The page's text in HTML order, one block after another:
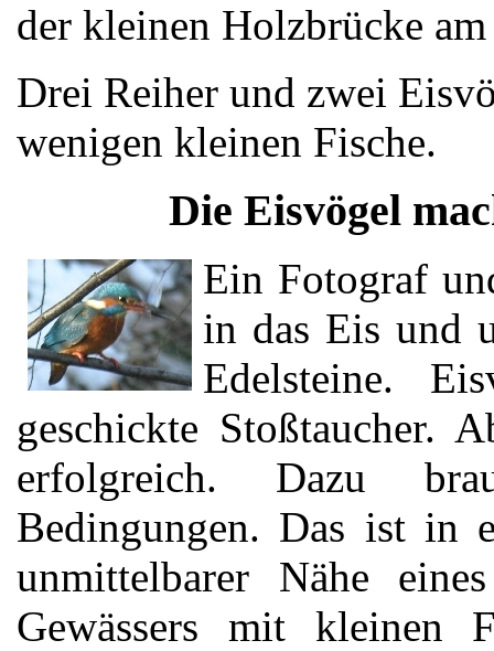
der kleinen Holzbrücke
Drei Reiher und zwei
wenigen kleinen Fische.
Die Eisvögel
Ein Fotograf
in das Eis und
Edelsteine.
geschickte Stoßtaucher.
erfolgreich. Dazu
Bedingungen. Das ist in
unmittelbarer Nähe
Gewässers mit kleinen